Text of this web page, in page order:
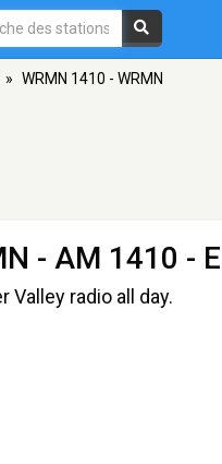
» WRMN 1410 - WRMN
- AM 1410 -
Valley radio all day.